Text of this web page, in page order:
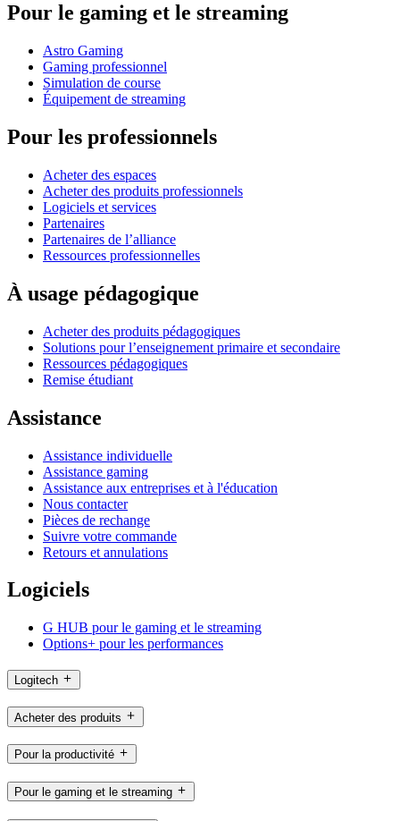
Pour le gaming et le streaming
Astro Gaming
Gaming professionnel
Simulation de course
Équipement de streaming
Pour les professionnels
Acheter des espaces
Acheter des produits professionnels
Logiciels et services
Partenaires
Partenaires de l’alliance
Ressources professionnelles
À usage pédagogique
Acheter des produits pédagogiques
Solutions pour l’enseignement primaire et secondaire
Ressources pédagogiques
Remise étudiant
Assistance
Assistance individuelle
Assistance gaming
Assistance aux entreprises et à l'éducation
Nous contacter
Pièces de rechange
Suivre votre commande
Retours et annulations
Logiciels
G HUB pour le gaming et le streaming
Options+ pour les performances
Logitech
Acheter des produits
Pour la productivité
Pour le gaming et le streaming